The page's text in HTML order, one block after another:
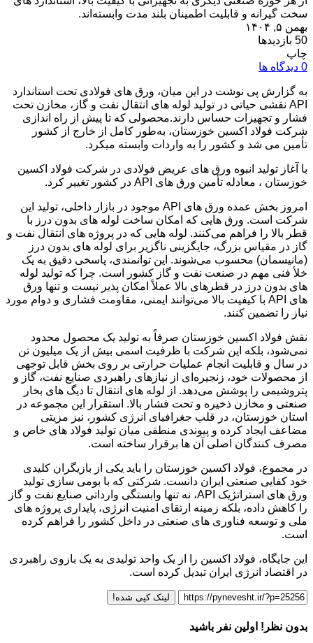
سخت‌ گیرانه و قابلیت اطمینان بلند مدت وابسته‌اند.
بهمن ۵, ۱۴۰۴
50 بازدیدها
چاپ
0 دیدگاه ها
به گزارش پی نوشت در این میان، ورق‌ های فولادی تحت استاندارد
API نقشی حیاتی در تولید لوله‌ های انتقال نفت و گاز، مخازن تحت
فشار و تجهیزات حساس دارند.محصولی که تا پیش از راه‌ اندازی
شرکت فولاد اکسین خوزستان، به‌طور کامل از خارج از کشور
تأمین می‌ شد و کشور را به واردات وابسته میکرد.
با آغاز تولید انبوه ورق‌ های عریض فولادی در شرکت فولاد اکسین
خوزستان ، معادله تأمین ورق‌ های API در کشور تغییر کرد.
امروز بخش عمده ورق‌ های API موجود در بازار داخلی، تولید این
شرکت است. ورق‌ هایی که امکان ساخت لوله‌ های بدون درز با
قطر بالا را فراهم می‌کنند. لوله‌ هایی که در پروژه‌ های انتقال نفت و
گاز در مقیاس بزرگ، جایگزینی ناگزیر برای لوله‌ های بدون درز
(مانیسمان) محسوب می‌شوند. این توانمندی، پاسخی دقیق به یک
خلأ فنی مهم در صنعت نفت و گاز کشور است. چرا که تولید لوله‌
های بدون درز در قطرهای بالا عملاً امکان‌ پذیر نیست و تنها ورق‌
های API با کیفیت بالا می‌توانند ایمنی، مقاومت فشاری و دوام مورد
نیاز را تضمین کنند.
نقش فولاد اکسین خوزستان صرفاً به تولید یک محصول محدود
نمی‌شود، بلکه این شرکت با ظرفیت اسمی بیش از یک میلیون تن
در سال و قابلیت انجام عملیات حرارتی بر روی بخش قابل‌ توجهی
از محصولات خود، زنجیره‌ای از نیازهای راهبردی صنایع نفت، گاز و
پتروشیمی را پوشش می‌دهد. از لوله‌ های انتقال تا دیگ‌ های بخار
صنعتی و مخازن ذخیره و تحت فشار بالا. استقرار این مجموعه در
استان خوزستان، در قلب جغرافیای انرژی کشور، نیز مزیتی
مضاعف ایجاد کرده و پیوندی منطقی میان تولید فولاد های خاص و
مصرف‌ کنندگان اصلی آن‌ ها برقرار ساخته است.
در مجموع، فولاد اکسین خوزستان را باید یکی از بازیگران کلیدی
خود کفایی صنعتی ایران دانست. شرکتی که با بومی‌ سازی تولید
ورق‌ های استراتژیک API، نه‌ تنها وابستگی وارداتی صنایع نفت و گاز
را کاهش داده، بلکه زمینه ارتقای امنیت انرژی، پایداری پروژه‌ های
ملی و توسعه فناوری‌ های صنعتی در داخل کشور را فراهم کرده
است.
این جایگاه، فولاد اکسین را از یک واحد تولیدی به یک بازوی راهبردی
در اقتصاد انرژی ایران تبدیل کرده است.
لینک کپی شده!
بدون نظر! اولین نفر باشید